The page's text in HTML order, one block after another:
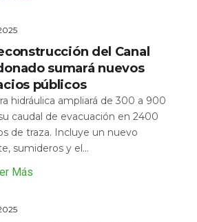
del Canal
sumará nuevos
públicos
hidráulica ampliará de 300 a 900
caudal de evacuación en 2400
de traza. Incluye un nuevo
sumideros y el...
Más